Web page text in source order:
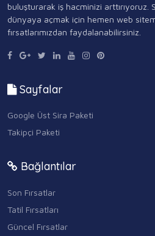
buluşturarak iş hacminizi arttırıyoruz.
dünyaya açmak için hemen web
fırsatlarımızdan faydalanabilirsiniz.
Sayfalar
Google Üst Sira Paketi
Takipçi Paketi
Bağlantılar
Son Fırsatlar
Tatil Fırsatları
Güncel Fırsatlar